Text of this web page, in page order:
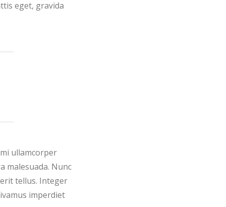
eget, gravida
ullamcorper
malesuada. Nunc
tellus. Integer
imperdiet